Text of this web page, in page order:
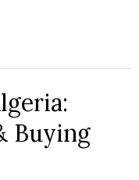
Buying